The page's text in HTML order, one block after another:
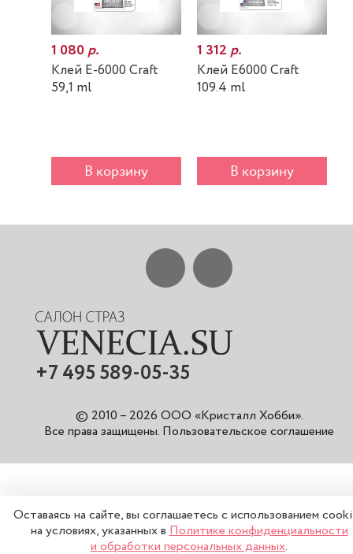
1 080р.
Клей E-6000 Craft
59,1 ml
В корзину
1 312р.
Клей E6000 Craft
109.4 ml
В корзину
+7 495 589-05-35
© 2010 – 2026 ООО «Кристалл Хобби».
Все права защищены. Пользовательское соглашение
Оставаясь на сайте, вы соглашаетесь с использованием
на условиях, указанных вПолитике конфиденциальности
и обработки персональных данных.